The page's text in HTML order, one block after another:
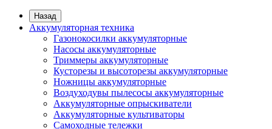
Назад
Аккумуляторная техника
Газонокосилки аккумуляторные
Насосы аккумуляторные
Триммеры аккумуляторные
Кусторезы и высоторезы аккумуляторные
Ножницы аккумуляторные
Воздуходувы пылесосы аккумуляторные
Аккумуляторные опрыскиватели
Аккумуляторные культиваторы
Самоходные тележки